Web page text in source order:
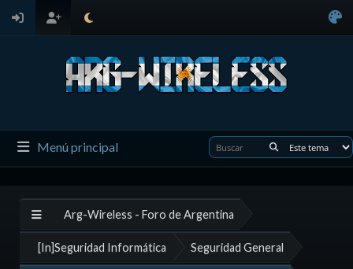
Menú principal
Arg-Wireless - Foro de Argentina
[In]Seguridad Informática Seguridad General